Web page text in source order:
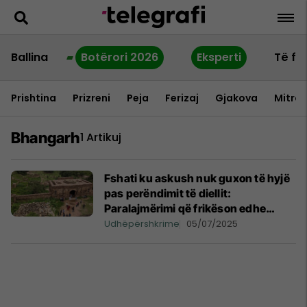
Ballina Botërori 2026 Eksperti Të
Prishtina Prizreni Peja Ferizaj Gjakova
Bhangarh1 Artikuj
Fshati ku askush nuk guxon të hyjë
pas perëndimit të diellit:
Paralajmërimi që frikëson edhe
taksistët
Udhëpërshkrime 05/07/2025